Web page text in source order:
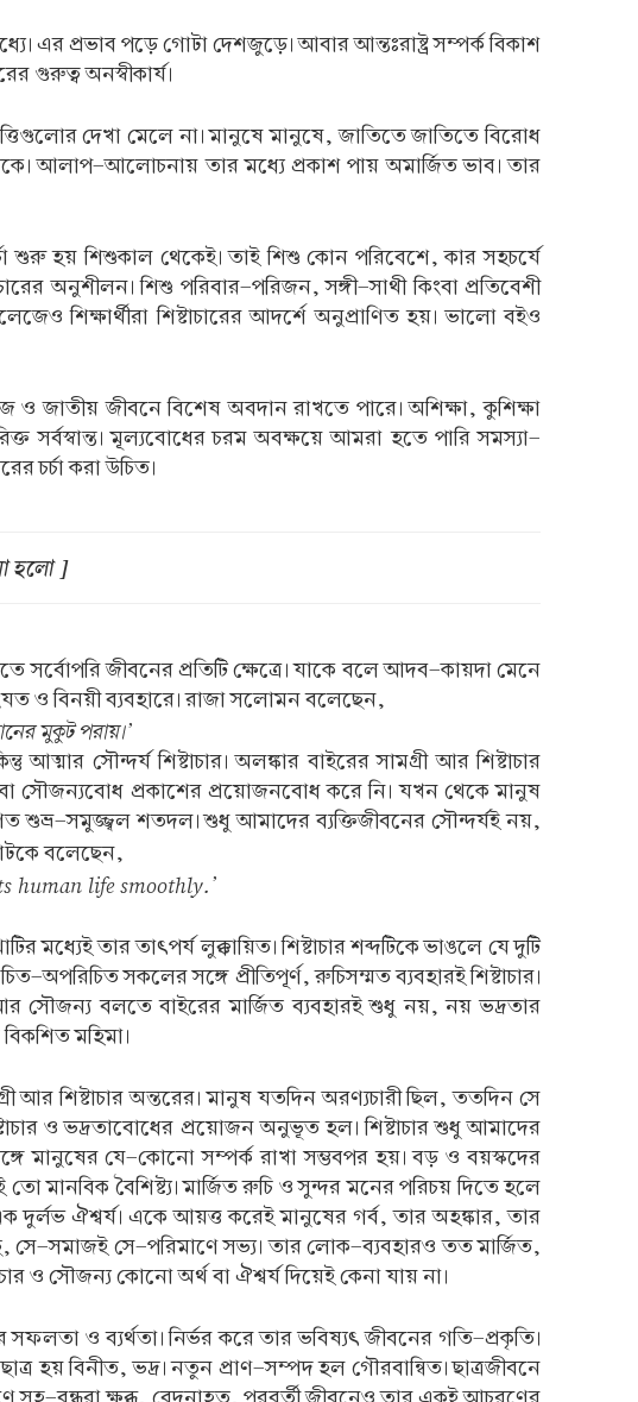
এর প্রভাব পড়ে গোটা দেশজুড়ে। আবার আন্তঃরাষ্ট্র সম্পর্ক বিকাশ
গুরুত্ব অনস্বীকার্য।
দেখা মেলে না। মানুষে মানুষে, জাতিতে জাতিতে বিরোধ
আলাপ-আলোচনায় তার মধ্যে প্রকাশ পায় অমার্জিত ভাব। তার
শুরু হয় শিশুকাল থেকেই। তাই শিশু কোন পরিবেশে, কার সহচর্যে
অনুশীলন। শিশু পরিবার-পরিজন, সঙ্গী-সাথী কিংবা প্রতিবেশী
শিক্ষার্থীরা শিষ্টাচারের আদর্শে অনুপ্রাণিত হয়। ভালো বইও
ও জাতীয় জীবনে বিশেষ অবদান রাখতে পারে। অশিক্ষা, কুশিক্ষা
সর্বস্বান্ত। মূল্যবোধের চরম অবক্ষয়ে আমরা হতে পারি সমস্যা-
চর্চা করা উচিত।
হলো ]
জীবনের প্রতিটি ক্ষেত্রে। যাকে বলে আদব-কায়দা মেনে
ও বিনয়ী ব্যবহারে। রাজা সলোমন বলেছেন,
মুকুট পরায়।’
সৌন্দর্য শিষ্টাচার। অলঙ্কার বাইরের সামগ্রী আর শিষ্টাচার
সৌজন্যবোধ প্রকাশের প্রয়োজনবোধ করে নি। যখন থেকে মানুষ
শুভ্র-সমুজ্জ্বল শতদল। শুধু আমাদের ব্যক্তিজীবনের সৌন্দর্যই নয়,
বলেছেন,
human life smoothly.’
মধ্যেই তার তাৎপর্য লুক্কায়িত। শিষ্টাচার শব্দটিকে ভাঙলে যে দুটি
সকলের সঙ্গে প্রীতিপূর্ণ, রুচিসম্মত ব্যবহারই শিষ্টাচার।
আর সৌজন্য বলতে বাইরের মার্জিত ব্যবহারই শুধু নয়, নয় ভদ্রতার
মহিমা।
আর শিষ্টাচার অন্তরের। মানুষ যতদিন অরণ্যচারী ছিল, ততদিন সে
ও ভদ্রতাবোধের প্রয়োজন অনুভূত হল। শিষ্টাচার শুধু আমাদের
মানুষের যে-কোনো সম্পর্ক রাখা সম্ভবপর হয়। বড় ও বয়স্কদের
মানবিক বৈশিষ্ট্য। মার্জিত রুচি ও সুন্দর মনের পরিচয় দিতে হলে
দুর্লভ ঐশ্বর্য। একে আয়ত্ত করেই মানুষের গর্ব, তার অহঙ্কার, তার
সে-সমাজই সে-পরিমাণে সভ্য। তার লোক-ব্যবহারও তত মার্জিত,
ও সৌজন্য কোনো অর্থ বা ঐশ্বর্য দিয়েই কেনা যায় না।
ও ব্যর্থতা। নির্ভর করে তার ভবিষ্যৎ জীবনের গতি-প্রকৃতি।
হয় বিনীত, ভদ্র। নতুন প্রাণ-সম্পদ হল গৌরবান্বিত। ছাত্রজীবনে